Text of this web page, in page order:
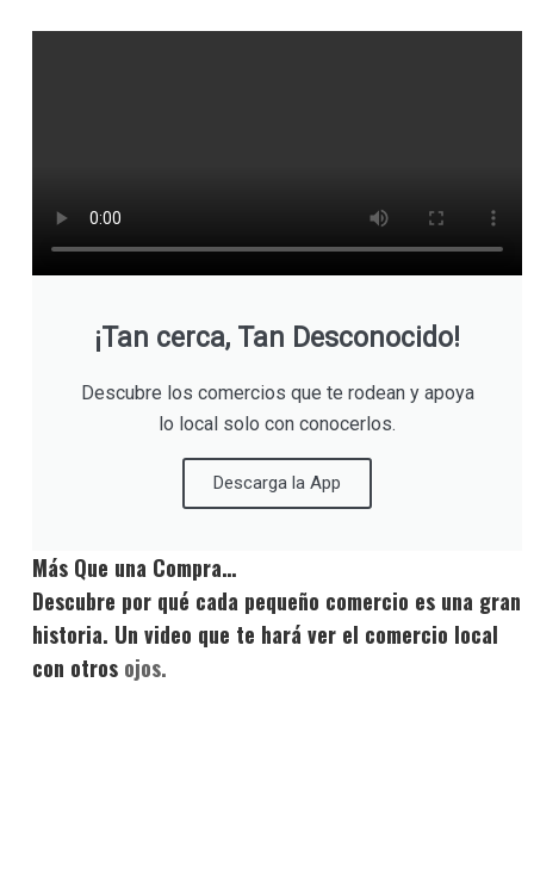
¡Tan cerca, Tan Desconocido!
Descubre los comercios que te rodean y apoya
lo local solo con conocerlos.
Descarga la App
Más Que una Compra…
Descubre por qué cada pequeño comercio es una gran
historia. Un video que te hará ver el comercio local
con otros ojos.